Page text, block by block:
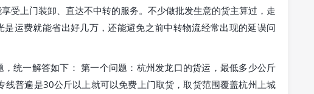
受上门装卸、直达不中转的服务。不少做批发生意的货主算过，走
运费就能省出好几万，还能避免之前中转物流经常出现的延误问
统一解答如下： 第一个问题：杭州发龙口的货运，最低多少公斤
线普遍是30公斤以上就可以免费上门取货，取货范围覆盖杭州上城